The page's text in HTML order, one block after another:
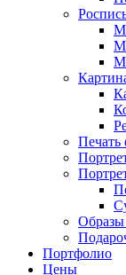
Печать
Портфолио
Цены